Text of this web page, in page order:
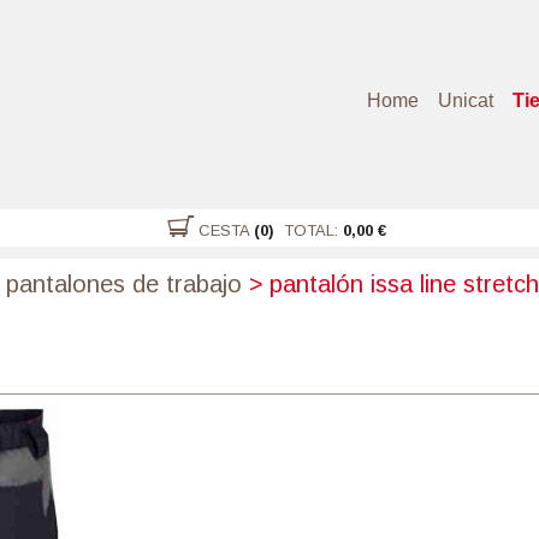
Home Unicat
CESTA (0) TOTAL: 0,00 €
pantalones de trabajo > pantalón issa line